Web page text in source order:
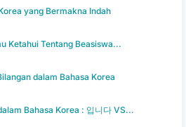
yang Bermakna Indah
Ketahui Tentang Beasiswa...
dalam Bahasa Korea
Bahasa Korea : 입니다 VS...